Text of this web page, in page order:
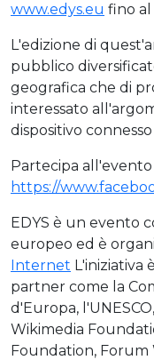
www.edys.eu fino
L'edizione di
pubblico
geografica che di
interessato
dispositivo
Partecipa
https://
EDYS è un evento
europeo ed è
Internet L'iniziativa
partner come la
d'Europa,
Wikimedia
Foundation, Forum